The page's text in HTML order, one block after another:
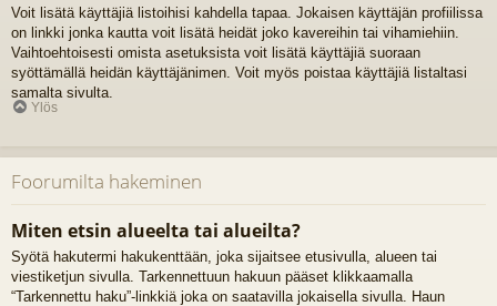
Voit lisätä käyttäjiä listoihisi kahdella tapaa. Jokaisen käyttäjän profiilissa
on linkki jonka kautta voit lisätä heidät joko kavereihin tai vihamiehiin.
Vaihtoehtoisesti omista asetuksista voit lisätä käyttäjiä suoraan
syöttämällä heidän käyttäjänimen. Voit myös poistaa käyttäjiä listaltasi
samalta sivulta.
Ylös
Foorumilta hakeminen
Miten etsin alueelta tai alueilta?
Syötä hakutermi hakukenttään, joka sijaitsee etusivulla, alueen tai
viestiketjun sivulla. Tarkennettuun hakuun pääset klikkaamalla
“Tarkennettu haku”-linkkiä joka on saatavilla jokaisella sivulla. Haun